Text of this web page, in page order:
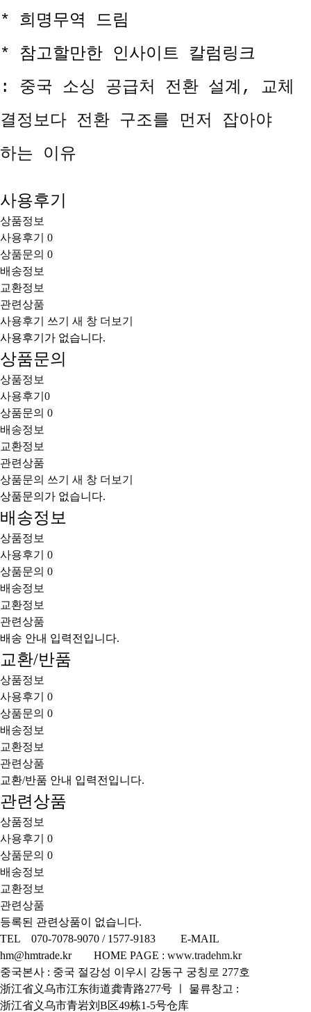
* 희명무역 드림
* 참고할만한 인사이트 칼럼링크
: 중국 소싱 공급처 전환 설계, 교체
결정보다 전환 구조를 먼저 잡아야
하는 이유
사용후기
상품정보
사용후기 0
상품문의 0
배송정보
교환정보
관련상품
사용후기 쓰기
새 창 더보기
사용후기가 없습니다.
상품문의
상품정보
사용후기 0
상품문의 0
배송정보
교환정보
관련상품
상품문의 쓰기
새 창 더보기
상품문의가 없습니다.
배송정보
상품정보
사용후기 0
상품문의 0
배송정보
교환정보
관련상품
배송 안내 입력전입니다.
교환/반품
상품정보
사용후기 0
상품문의 0
배송정보
교환정보
관련상품
교환/반품 안내 입력전입니다.
관련상품
상품정보
사용후기 0
상품문의 0
배송정보
교환정보
관련상품
등록된 관련상품이 없습니다.
TEL 070-7078-9070 / 1577-9183 E-MAIL
hm@hmtrade.kr HOME PAGE : www.tradehm.kr
중국본사 : 중국 절강성 이우시 강동구 궁칭로 277호
浙江省义乌市江东街道龚青路277号 ㅣ 물류창고 :
浙江省义乌市青岩刘B区49栋1-5号仓库